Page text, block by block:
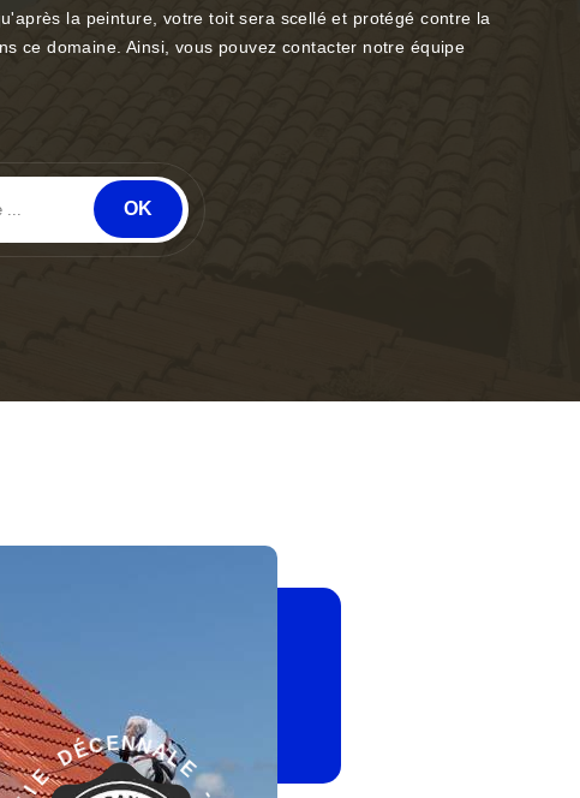
la peinture, votre toit sera scellé et protégé contre la
ce domaine. Ainsi, vous pouvez contacter notre équipe
N
NALE - GARAN